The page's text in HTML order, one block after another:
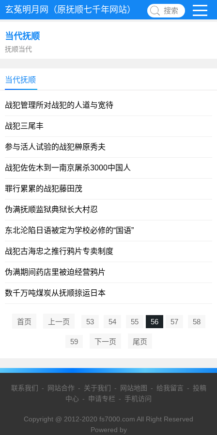
玄菟明月网（原抚顺七千年网站） 搜索
当代抚顺
抚顺当代
当代抚顺
战犯管理所对战犯的人道与宽待
战犯三尾丰
参与活人试验的战犯榊原秀夫
战犯佐佐木到一南京屠杀3000中国人
罪行累累的战犯藤田茂
伪满抚顺监狱典狱长大村忍
东北沦陷日语被定为学校必修的“国语”
战犯古海忠之推行鸦片专卖制度
伪满期间药店里被迫经营鸦片
数千万吨煤炭从抚顺掠运日本
首页 上一页 53 54 55 56 57 58
59 下一页 尾页
联系我们 - 网站合作- 关于我们 - 网站地图 - 给我留言 - 投稿
中心 - 申请专栏 - 手机访问
Copyright @ 2012-2020 fs7000.com All Right Reserved
Powered by